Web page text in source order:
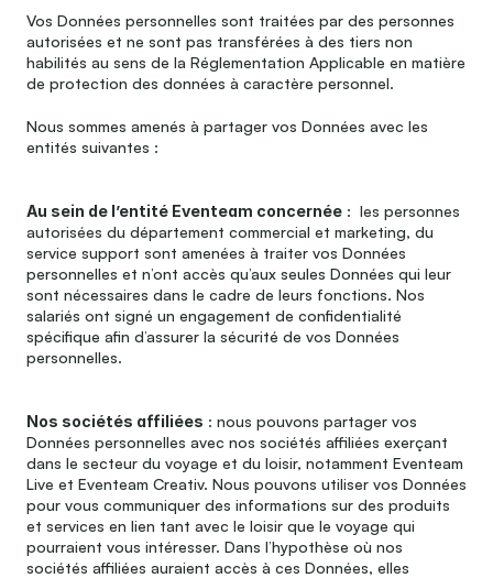
Vos Données personnelles sont traitées par des personnes
autorisées et ne sont pas transférées à des tiers non
habilités au sens de la Réglementation Applicable en matière
de protection des données à caractère personnel.
Nous sommes amenés à partager vos Données avec les
entités suivantes :
Au sein de l’entité Eventeam concernée :  les personnes
autorisées du département commercial et marketing, du
service support sont amenées à traiter vos Données
personnelles et n’ont accès qu’aux seules Données qui leur
sont nécessaires dans le cadre de leurs fonctions. Nos
salariés ont signé un engagement de confidentialité
spécifique afin d’assurer la sécurité de vos Données
personnelles.
Nos sociétés affiliées : nous pouvons partager vos
Données personnelles avec nos sociétés affiliées exerçant
dans le secteur du voyage et du loisir, notamment Eventeam
Live et Eventeam Creativ. Nous pouvons utiliser vos Données
pour vous communiquer des informations sur des produits
et services en lien tant avec le loisir que le voyage qui
pourraient vous intéresser. Dans l’hypothèse où nos
sociétés affiliées auraient accès à ces Données, elles